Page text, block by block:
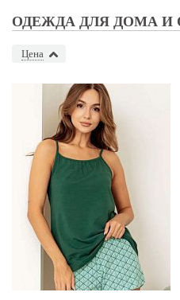
ОДЕЖДА ДЛЯ ДОМА
Цена